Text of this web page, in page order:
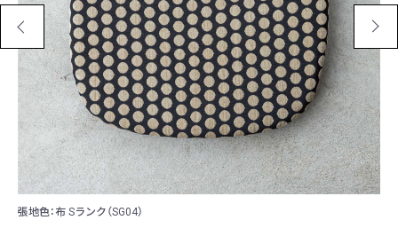
張地色：布 Sランク（SG04）